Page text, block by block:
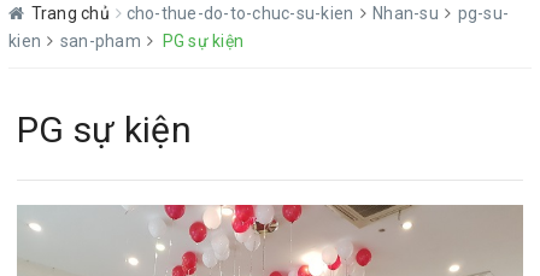
Trang chủ cho-thue-do-to-chuc-su-kien Nhan-su
pg-su-
kien
san-pham PG sự kiện
PG sự kiện